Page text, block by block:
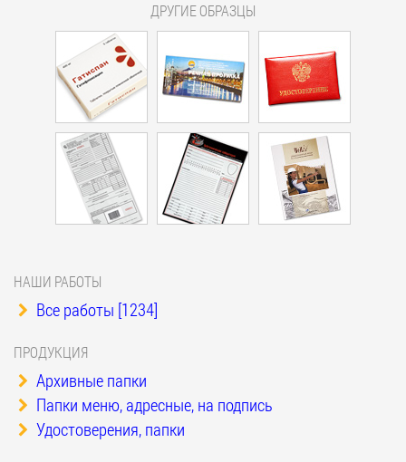
ДРУГИЕ ОБРАЗЦЫ
НАШИ РАБОТЫ
Все работы [1234]
ПРОДУКЦИЯ
Архивные папки
Папки меню, адресные, на подпись
Удостоверения, папки